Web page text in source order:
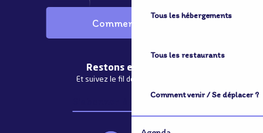
Tous les hébergements
Tous les restaurants
Comment venir / Se déplacer ?
Comment venir ?
Restons en contact
Et suivez le fil de notre actualité
S'abonner à la newsletter